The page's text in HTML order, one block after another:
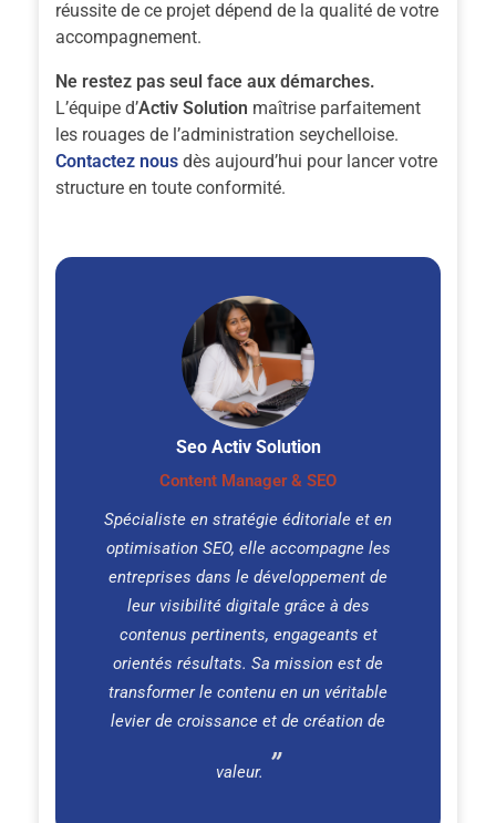
réussite de ce projet dépend de la qualité de votre
accompagnement.
Ne restez pas seul face aux démarches.
L’équipe d’Activ Solution maîtrise parfaitement
les rouages de l’administration seychelloise.
Contactez nous dès aujourd’hui pour lancer votre
structure en toute conformité.
Seo Activ Solution
Content Manager & SEO
Spécialiste en stratégie éditoriale et en
optimisation SEO, elle accompagne les
entreprises dans le développement de
leur visibilité digitale grâce à des
contenus pertinents, engageants et
orientés résultats. Sa mission est de
transformer le contenu en un véritable
levier de croissance et de création de
valeur.